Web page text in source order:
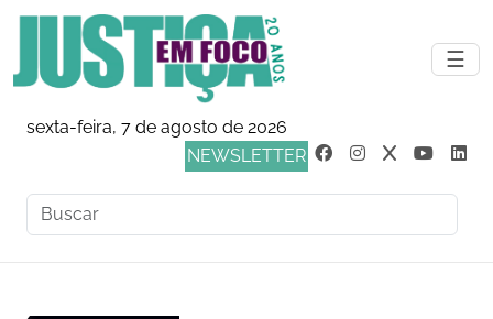
☰
sexta-feira, 7 de agosto de 2026
NEWSLETTER